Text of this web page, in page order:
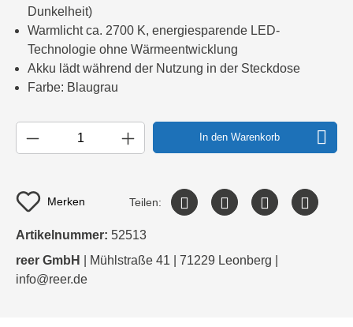
Dunkelheit)
Warmlicht ca. 2700 K, energiesparende LED-
Technologie ohne Wärmeentwicklung
Akku lädt während der Nutzung in der Steckdose
Farbe: Blaugrau
In den Warenkorb
Merken Teilen:
Artikelnummer: 52513
reer GmbH
| Mühlstraße 41 | 71229 Leonberg |
info@reer.de